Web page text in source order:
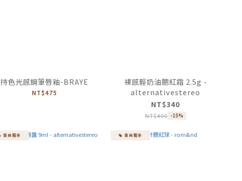
持色光感鋼筆唇釉-BRAYE
NT$475
裸感輕奶油腮紅霜 2.5g -
alternativestereo
NT$340
NT$400 -15%
會員獨享 會員獨享